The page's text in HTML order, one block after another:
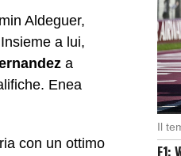
Aldeguer,
a lui,
a
Enea
con un ottimo